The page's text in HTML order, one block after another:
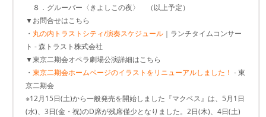
８．グルーバー〈きよしこの夜〉 （以上予定）
▼お問合せはこちら
・ 丸の内トラストシティ/演奏スケジュール ｜ランチタイムコンサー
ト - 森トラスト株式会社
▼東京二期会オペラ劇場公演詳細はこちら
・ 東京二期会ホームページのイラストをリニューアルしました！ - 東
京二期会
※12月15日(土)から一般発売を開始しました『マクベス』は、5月1日
(水)、3日(金・祝)のD席が残席僅少となりました。2日(木)、4日(土)